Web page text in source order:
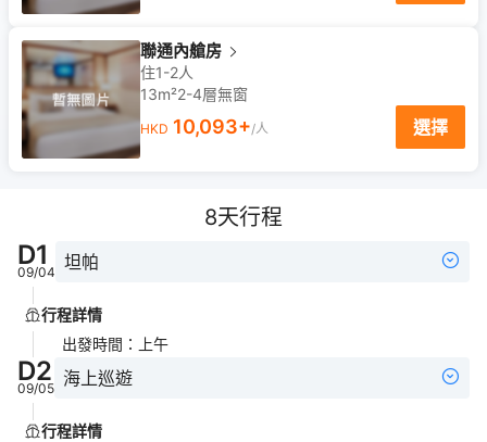
聯通內艙房
住1-2人
13m²2-4層無窗
HKD 10,093+/人 選擇
8天行程
D1
09/04 坦帕
行程詳情
出發時間 ： 上午
D2
09/05 海上巡遊
行程詳情